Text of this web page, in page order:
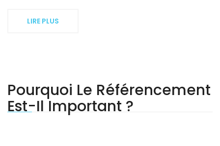
LIRE PLUS
Pourquoi Le Référencement
Est-Il Important ?